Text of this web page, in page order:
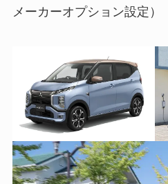
メーカーオプション設定）